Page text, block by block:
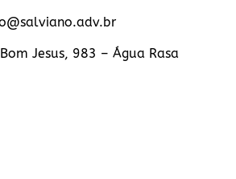
Jesus, 983 – Água Rasa